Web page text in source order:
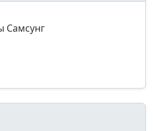
Самсунг